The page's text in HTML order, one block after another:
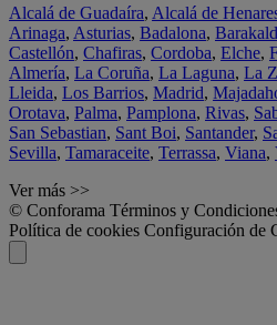
Alcalá de Guadaíra, Alcalá de
Arinaga, Asturias, Badalona,
Castellón, Chafiras, Cordoba, Elche,
Almería, La Coruña, La Laguna, La
Lleida, Los Barrios, Madrid,
Orotava, Palma, Pamplona, Rivas,
San Sebastian, Sant Boi, Santander,
Sevilla, Tamaraceite, Terrassa, Viana,
Ver más >>
© Conforama Términos y
Política de cookies Configuración de